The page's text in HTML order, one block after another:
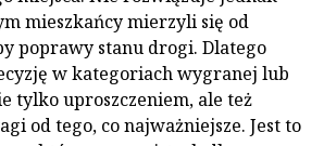
mieszkańcy mierzyli się od
poprawy stanu drogi. Dlatego
w kategoriach wygranej lub
tylko uproszczeniem, ale też
od tego, co najważniejsze. Jest to